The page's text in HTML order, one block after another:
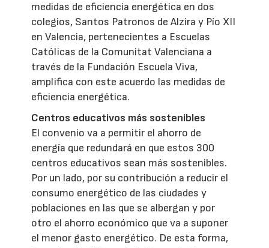
medidas de eficiencia energética en dos
colegios, Santos Patronos de Alzira y Pío XII
en Valencia, pertenecientes a Escuelas
Católicas de la Comunitat Valenciana a
través de la Fundación Escuela Viva,
amplifica con este acuerdo las medidas de
eficiencia energética.
Centros educativos más sostenibles
El convenio va a permitir el ahorro de
energía que redundará en que estos 300
centros educativos sean más sostenibles.
Por un lado, por su contribución a reducir el
consumo energético de las ciudades y
poblaciones en las que se albergan y por
otro el ahorro económico que va a suponer
el menor gasto energético. De esta forma,